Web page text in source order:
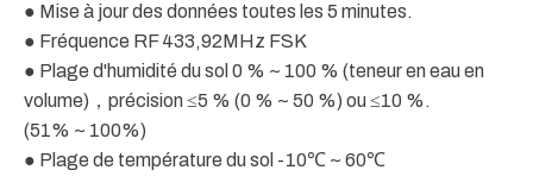
● Mise à jour des données toutes les 5 minutes.
● Fréquence RF 433,92MHz FSK
● Plage d'humidité du sol 0 % ~ 100 % (teneur en eau en
volume)，précision ≤5 % (0 % ~ 50 %) ou ≤10 %.
(51% ~ 100%)
● Plage de température du sol -10℃ ~ 60℃